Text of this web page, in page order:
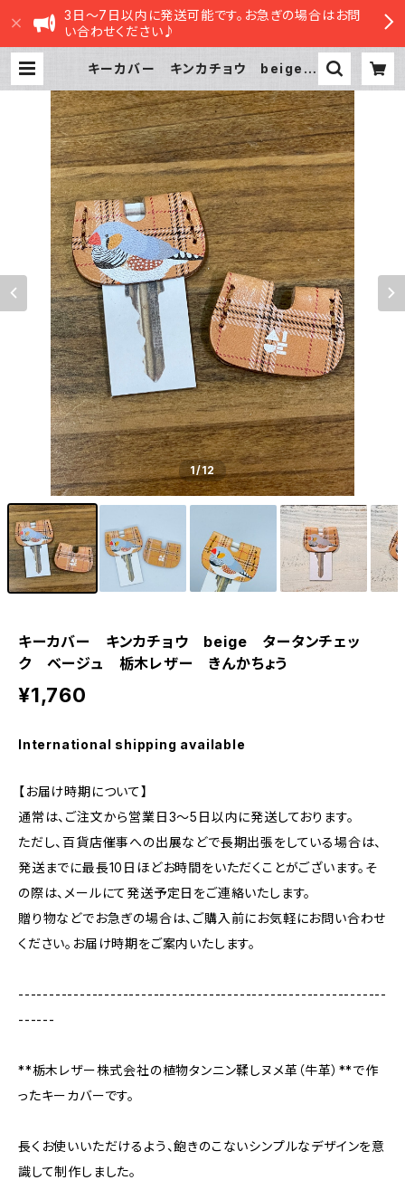
3日～7日以内に発送可能です。お急ぎの場合はお問
い合わせください♪
キーカバー キンカチョウ beige
ザー きんかちょう | sasatte STO
RE|ささってストア
1/12
キーカバー キンカチョウ beige タータンチェッ
ク ベージュ 栃木レザー きんかちょう
¥1,760
International shipping available
【お届け時期について】
通常は、ご注文から営業日3〜5日以内に発送しております。
ただし、百貨店催事への出展などで長期出張をしている場合は、
発送までに最長10日ほどお時間をいただくことがございます。そ
の際は、メールにて発送予定日をご連絡いたします。
贈り物などでお急ぎの場合は、ご購入前にお気軽にお問い合わせ
ください。お届け時期をご案内いたします。
------------------------------------------------------------
------
**栃木レザー株式会社の植物タンニン鞣しヌメ革（牛革）**で作
ったキーカバーです。
長くお使いいただけるよう、飽きのこないシンプルなデザインを意
識して制作しました。